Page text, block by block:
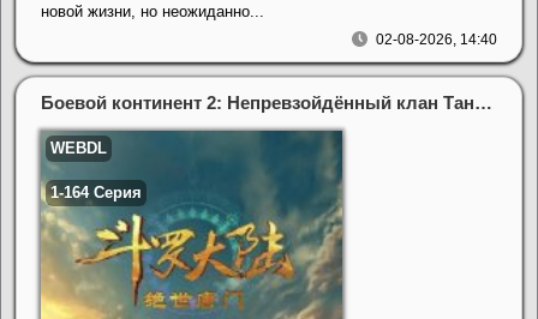
02-08-2026, 14:40
новой жизни, но неожиданно...
Боевой континент 2: Непревзойдённый клан Тан (2023)